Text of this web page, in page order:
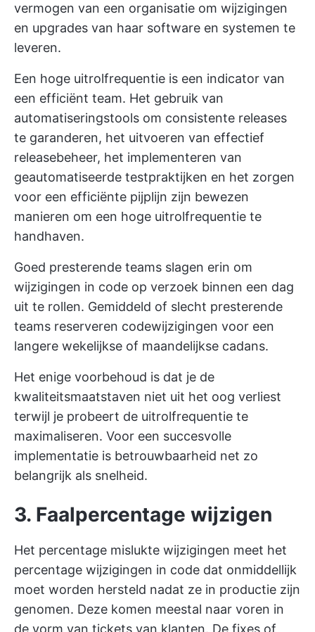
vermogen van een organisatie om wijzigingen
en upgrades van haar software en systemen te
leveren.
Een hoge uitrolfrequentie is een indicator van
een efficiënt team. Het gebruik van
automatiseringstools om consistente releases
te garanderen, het uitvoeren van effectief
releasebeheer, het implementeren van
geautomatiseerde testpraktijken en het zorgen
voor een efficiënte pijplijn zijn bewezen
manieren om een hoge uitrolfrequentie te
handhaven.
Goed presterende teams slagen erin om
wijzigingen in code op verzoek binnen een dag
uit te rollen. Gemiddeld of slecht presterende
teams reserveren codewijzigingen voor een
langere wekelijkse of maandelijkse cadans.
Het enige voorbehoud is dat je de
kwaliteitsmaatstaven niet uit het oog verliest
terwijl je probeert de uitrolfrequentie te
maximaliseren. Voor een succesvolle
implementatie is betrouwbaarheid net zo
belangrijk als snelheid.
3. Faalpercentage wijzigen
Het percentage mislukte wijzigingen meet het
percentage wijzigingen in code dat onmiddellijk
moet worden hersteld nadat ze in productie zijn
genomen. Deze komen meestal naar voren in
de vorm van tickets van klanten. De fixes of